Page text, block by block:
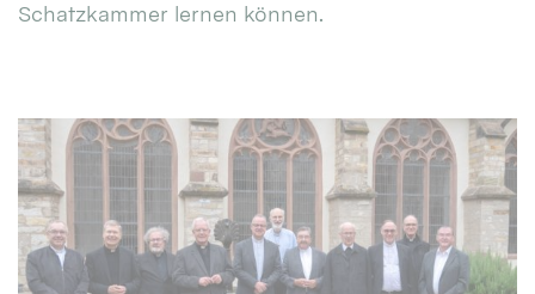
Schatzkammer lernen können.